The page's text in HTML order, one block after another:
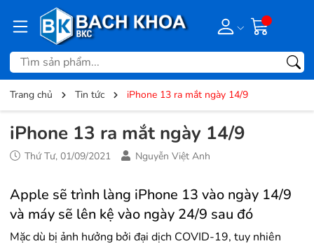
Trang chủ Tin tức iPhone 13 ra mắt ngày 14/9
iPhone 13 ra mắt ngày 14/9
Thứ Tư, 01/09/2021 Nguyễn Việt Anh
Apple sẽ trình làng iPhone 13 vào ngày 14/9
và máy sẽ lên kệ vào ngày 24/9 sau đó
Mặc dù bị ảnh hưởng bởi đại dịch COVID-19, tuy nhiên